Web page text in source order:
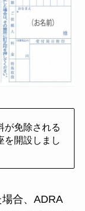
が免除される
を開設しまし
合、ADRA